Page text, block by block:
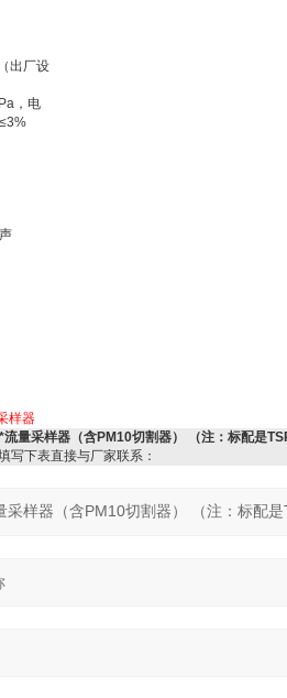
出厂设
，电
样器
量采样器（含PM10切割器） （注：标配是
写下表直接与厂家联系：